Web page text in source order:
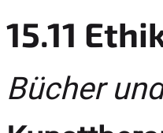
15.11
Bücher